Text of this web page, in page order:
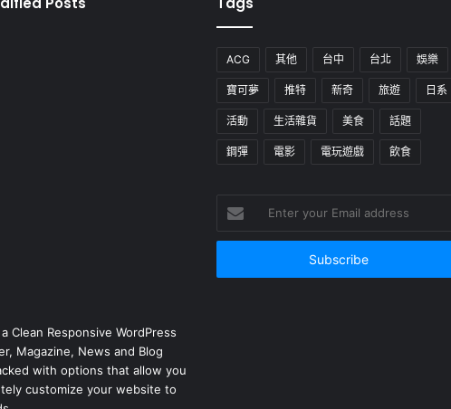
Clean Responsive WordPress
Magazine, News and Blog
with options that allow you
customize your website to
ACG 其他 台中 台北 娛樂
寶可夢 推特 新奇 旅遊 日系
活動 生活雜貨 美食 話題
鋼彈 電影 電玩遊戲 飲食
your
Email